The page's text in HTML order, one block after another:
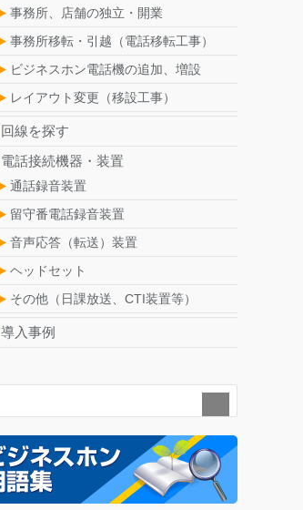
事務所、店舗の独立・開業
事務所移転・引越（電話移転工事）
ビジネスホン電話機の追加、増設
レイアウト変更（移設工事）
回線を探す
電話接続機器・装置
通話録音装置
留守番電話録音装置
音声応答（転送）装置
ヘッドセット
その他（日課放送、CTI装置等）
導入事例